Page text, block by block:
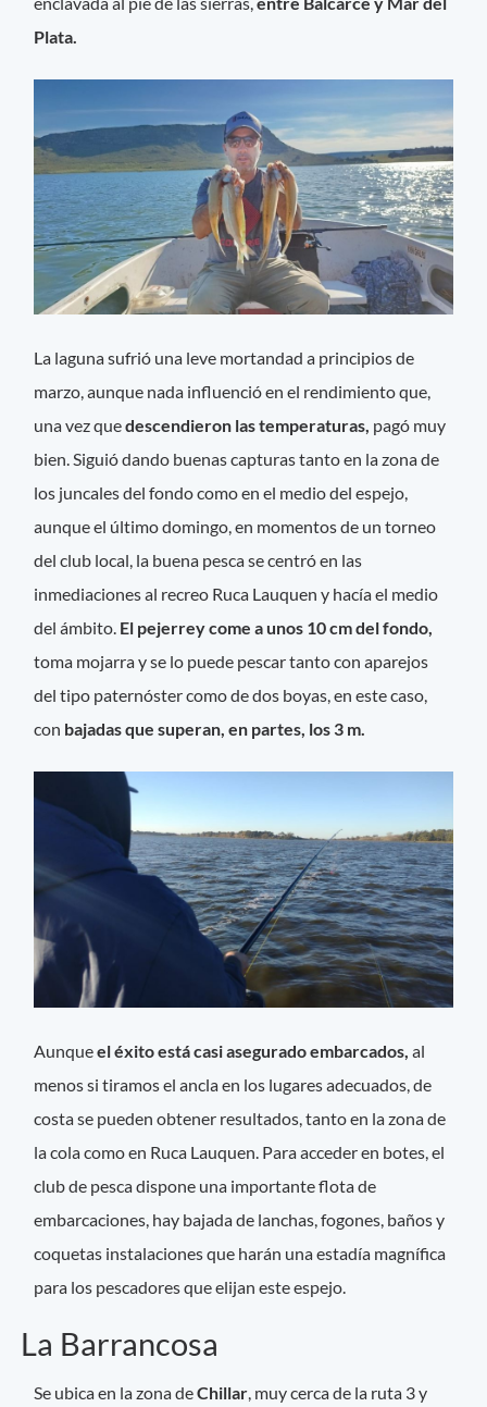
Plata.
La laguna sufrió una leve mortandad a principios de
marzo, aunque nada influenció en el rendimiento que,
una vez quedescendieron las temperaturas, pagó muy
bien. Siguió dando buenas capturas tanto en la zona de
los juncales del fondo como en el medio del espejo,
aunque el último domingo, en momentos de un torneo
del club local, la buena pesca se centró en las
inmediaciones al recreo Ruca Lauquen y hacía el medio
del ámbito. El pejerrey come a unos 10 cm del fondo,
toma mojarra y se lo puede pescar tanto con aparejos
del tipo paternóster como de dos boyas, en este caso,
con bajadas que superan, en partes, los 3 m.
Aunqueel éxito está casi asegurado embarcados,al
menos si tiramos el ancla en los lugares adecuados, de
costa se pueden obtener resultados, tanto en la zona de
la cola como en Ruca Lauquen. Para acceder en botes, el
club de pesca dispone una importante flota de
embarcaciones, hay bajada de lanchas, fogones, baños y
coquetas instalaciones que harán una estadía magnífica
para los pescadores que elijan este espejo.
La Barrancosa
Se ubica en la zona deChillar, muy cerca de la ruta 3 y